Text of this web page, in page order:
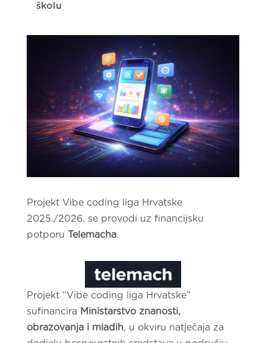
školu
Projekt Vibe coding liga Hrvatske
2025./2026. se provodi uz financijsku
potporu Telemacha.
Projekt “Vibe coding liga Hrvatske”
sufinancira Ministarstvo znanosti,
obrazovanja i mladih, u okviru natječaja za